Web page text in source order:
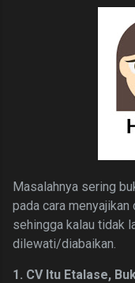
Masalahnya sering
pada cara menyajikan
sehingga kalau tidak
dilewati/diabaikan.
1. CV Itu Etalase,